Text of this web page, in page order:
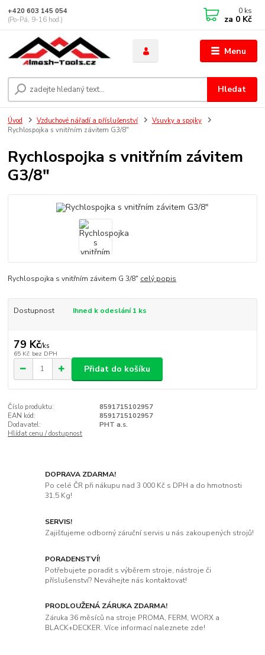
Menu
Hledat
+420 603 145 054
(Po-Pá, 9-16 hod.)
0 ks
za 0 Kč
Úvod Vzduchové nářadí a příslušenství
Vsuvky a spojky
Rychlospojka s vnitřním závitem G3/8"
Rychlospojka s vnitřním závitem
G3/8"
Rychlospojka s vnitřním závitem G 3/8" celý popis
Dostupnost Ihned k odeslání 1 ks
79 Kč/ks
65 Kč bez DPH
Přidat do košíku
Číslo produktu:
8591715102957
EAN kód:
8591715102957
Dodavatel:
PHT a.s.
Hlídat cenu / dostupnost
DOPRAVA ZDARMA!
Po celé ČR při nákupu nad 3 000 Kč s DPH a do hmotnosti
31,5 Kg!
SERVIS!
Zajišťujeme odborný záruční servis u nás zakoupených strojů!
PORADENSTVÍ!
Potřebujete poradit s výběrem stroje, nástroje či
příslušenství? Neváhejte nás kontaktovat!
PRODLOUŽENÁ ZÁRUKA ZDARMA!
Záruka 36 měsíců na stroje PROMA, FERM, WORX a
BLACK+DECKER. Více informací naleznete zde!